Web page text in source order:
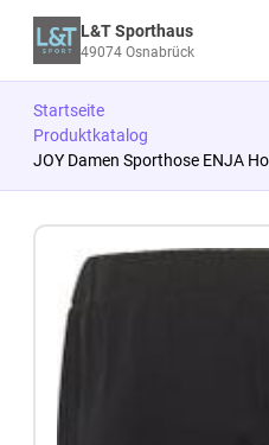
L&T Sporthaus
49074 Osnabrück
Startseite
Produktkatalog
JOY Damen Sporthose ENJA